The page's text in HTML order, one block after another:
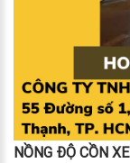
NỒNG ĐỘ CỒN